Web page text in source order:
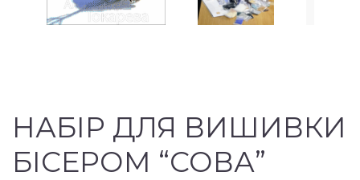
НАБІР ДЛЯ ВИШИВКИ
БІСЕРОМ “СОВА”